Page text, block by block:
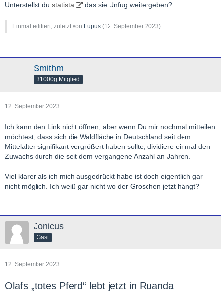
Unterstellst du statista das sie Unfug weitergeben?
Einmal editiert, zuletzt von Lupus (12. September 2023)
Smithm
31000g Mitglied
12. September 2023
Ich kann den Link nicht öffnen, aber wenn Du mir nochmal mitteilen
möchtest, dass sich die Waldfläche in Deutschland seit dem
Mittelalter signifikant vergrößert haben sollte, dividiere einmal den
Zuwachs durch die seit dem vergangene Anzahl an Jahren.
Viel klarer als ich mich ausgedrückt habe ist doch eigentlich gar
nicht möglich. Ich weiß gar nicht wo der Groschen jetzt hängt?
Jonicus
Gast
12. September 2023
Olafs „totes Pferd“ lebt jetzt in Ruanda